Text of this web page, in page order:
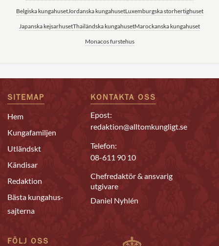
Belgiska kungahusetJordanska kungahusetLuxemburgska storhertighuset
Japanska kejsarhusetThailändska kungahusetMarockanska kungahuset
Monacos furstehus
SITEMAP
Hem
Kungafamiljen
Utländskt
Kändisar
Redaktion
Bästa kungahus-
sajterna
KONTAKTA OSS
Epost:
redaktion@alltomkungligt.se
Telefon:
08-611 90 10
Chefredaktör & ansvarig
utgivare
Daniel Nyhlén
FÖLJ OSS